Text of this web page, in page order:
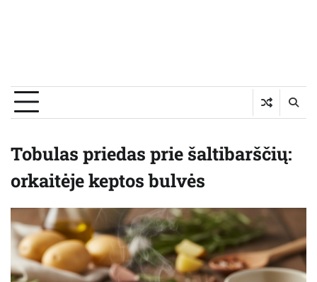
Tobulas priedas prie šaltibarščių:
orkaitėje keptos bulvės